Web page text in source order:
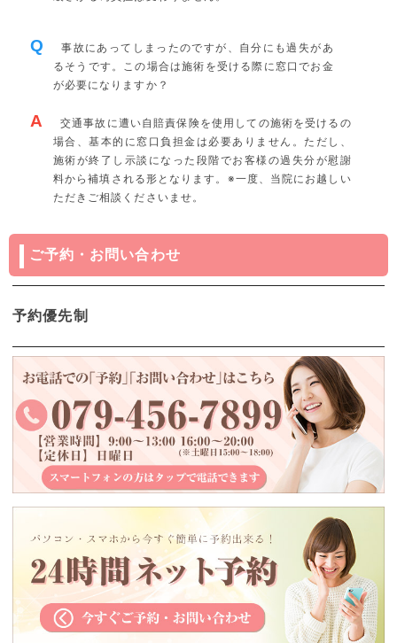
Q
事故にあってしまったのですが、自分にも過失があ
るそうです。この場合は施術を受ける際に窓口でお金
が必要になりますか？
A
交通事故に遭い自賠責保険を使用しての施術を受けるの
場合、基本的に窓口負担金は必要ありません。ただし、
施術が終了し示談になった段階でお客様の過失分が慰謝
料から補填される形となります。※一度、当院にお越しい
ただきご相談くださいませ。
ご予約・お問い合わせ
予約優先制